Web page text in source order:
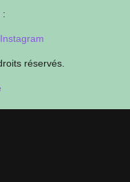
:
Instagram
réservés.